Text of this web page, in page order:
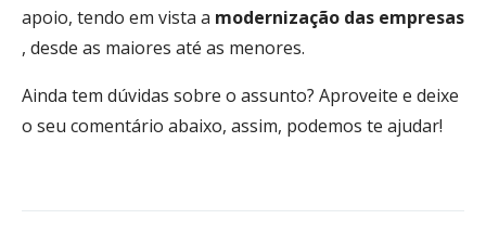
apoio, tendo em vista a modernização das empresas
, desde as maiores até as menores.
Ainda tem dúvidas sobre o assunto? Aproveite e deixe
o seu comentário abaixo, assim, podemos te ajudar!